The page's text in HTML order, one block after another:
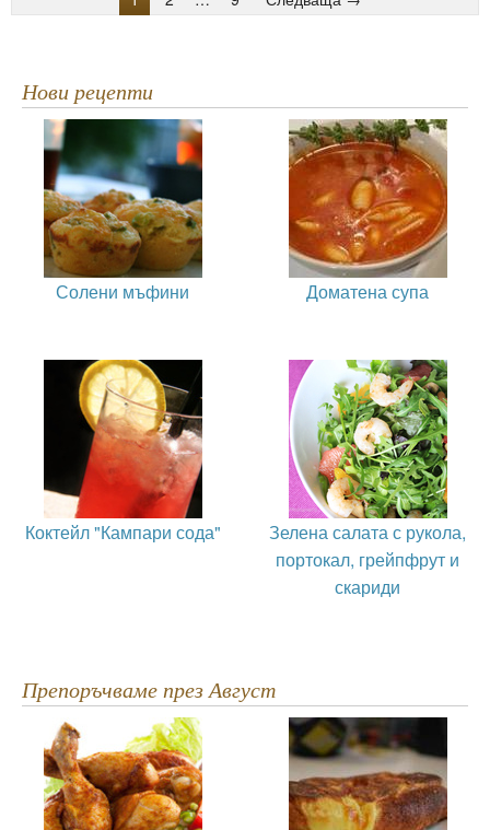
Нови рецепти
Солени мъфини Доматена супа
Коктейл "Кампари сода"
Зелена салата с рукола,
портокал, грейпфрут и
скариди
Препоръчваме през Август